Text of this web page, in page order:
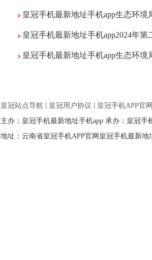
皇冠手机最新地址手机app生态环境局2024年第二季度批
皇冠手机最新地址手机app2024年第二批强制
皇冠手机最新地址手机app生态环境局公布强制性清洁生
皇冠站点导航 皇冠用户协议
皇冠手机APP官网
主办：皇冠手机最新地址手机app 承办：皇冠手
地址：云南省皇冠手机APP官网皇冠手机最新地